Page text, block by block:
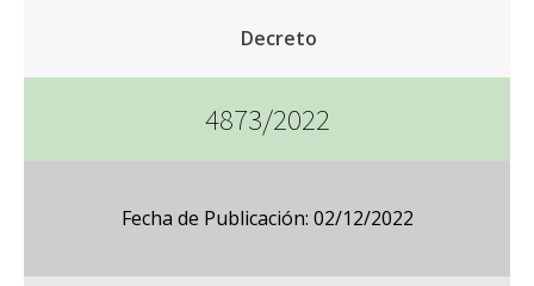
Decreto
4873/2022
Fecha de Publicación: 02/12/2022